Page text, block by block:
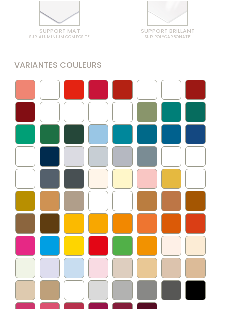
SUPPORT MAT
SUR ALUMINIUM COMPOSITE
SUPPORT BRILLANT
SUR POLYCARBONATE
VARIANTES COULEURS